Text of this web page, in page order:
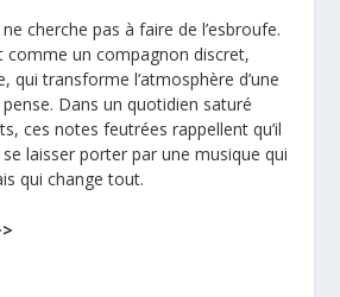
cherche pas à faire de l’esbroufe.
comme un compagnon discret,
qui transforme l’atmosphère d’une
pense. Dans un quotidien saturé
ces notes feutrées rappellent qu’il
laisser porter par une musique qui
qui change tout.